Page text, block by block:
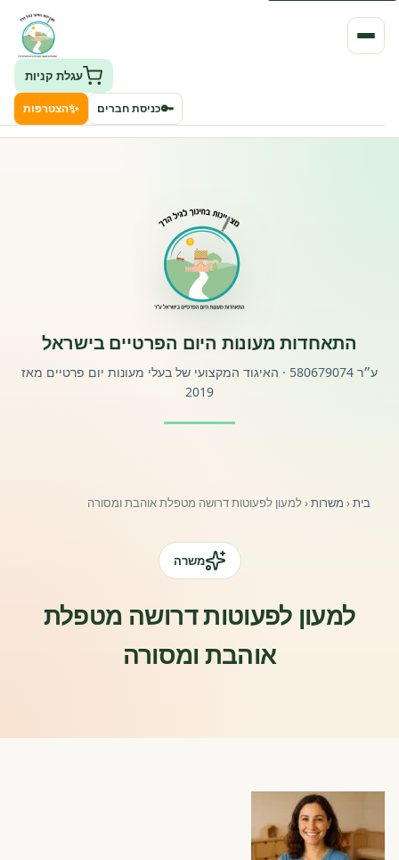
פורטל לוח מודעות דרושים עובדים
השתלמויות וקורסים לגננות ולצוותי חינוך | גיל הרך 0-6
רישום חבר חדש
עגלת קניות
🔑כניסת חברים ✨הצטרפות
התאחדות מעונות היום הפרטיים בישראל
ע״ר 580679074 · האיגוד המקצועי של בעלי מעונות יום פרטיים מאז
2019
בית‹ משרות‹למעון לפעוטות דרושה מטפלת אוהבת ומסורה
משרה
למעון לפעוטות דרושה מטפלת
אוהבת ומסורה